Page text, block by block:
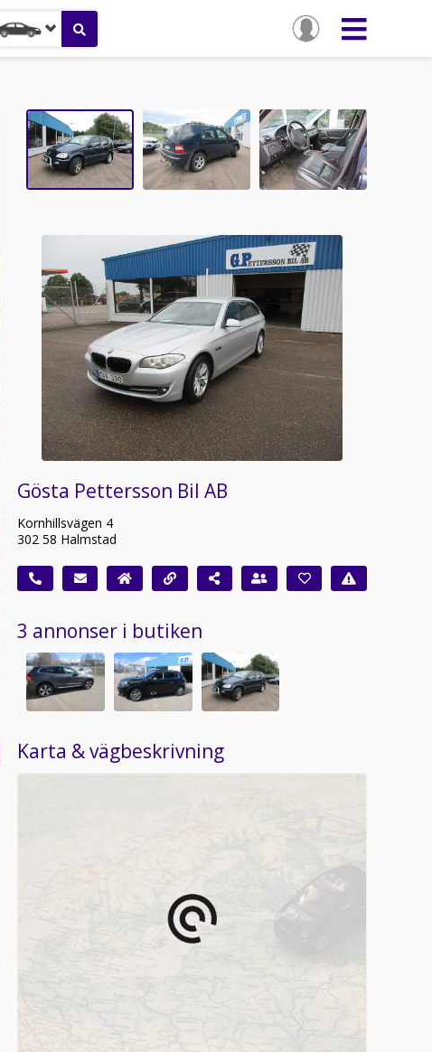
Gösta Pettersson Bil AB
Kornhillsvägen 4
302 58 Halmstad
3 annonser i butiken
Karta & vägbeskrivning